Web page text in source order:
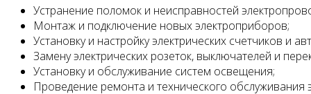
Устранение поломок и неисправностей
Монтаж и подключение новых электроприборов;
Установку и настройку электрических счетчиков и
Замену электрических розеток, выключателей и
Установку и обслуживание систем освещения;
Проведение ремонта и технического обслуживания